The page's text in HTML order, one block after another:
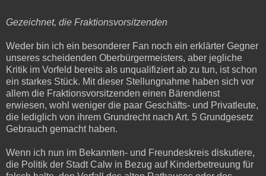
Gezeichnet, die Fraktionsvorsitzenden
Weder bin ich ein besonderer Fan noch ein erklärter Gegner
unseres scheidenden Oberbürgermeisters, aber jegliche
Kritik im Vorfeld bereits als unqualifiziert ab zu tun, ist schon
ein starkes Stück. Mit dieser Stellungnahme haben sich vor
allem die Fraktionsvorsitzenden einen Bärendienst
erwiesen, wohl weniger die paar Geschäfts- und Privatleute,
die lediglich von ihrem Grundrecht nach Art. 5 Grundgesetz
Gebrauch gemacht haben.
Wenn ich nun im Bekannten- und Freundeskreis diskutiere,
die Politik der Stadt Calw in Bezug auf Kinderbetreuung für